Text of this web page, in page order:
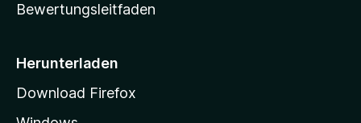
s
i
e
Bewertungsleitfaden
Herunterladen
Download Firefox